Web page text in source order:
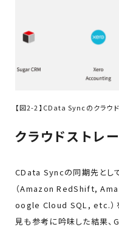
【図2-2】CData Syncのクラウ
クラウドストレ
CData Syncの同期先とし
（Amazon RedShift,
oogle Cloud SQL, etc.）を
見も参考に吟味した結果